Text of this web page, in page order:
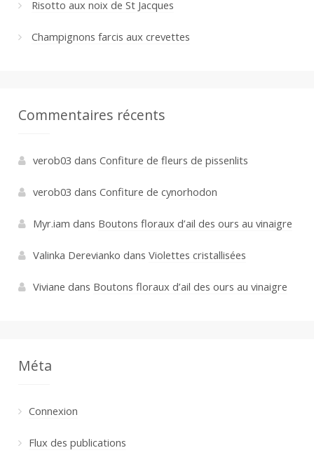
Risotto aux noix de St Jacques
Champignons farcis aux crevettes
Commentaires récents
verob03 dans Confiture de fleurs de pissenlits
verob03 dans Confiture de cynorhodon
Myr.iam dans Boutons floraux d’ail des ours au vinaigre
Valinka Derevianko dans Violettes cristallisées
Viviane dans Boutons floraux d’ail des ours au vinaigre
Méta
Connexion
Flux des publications